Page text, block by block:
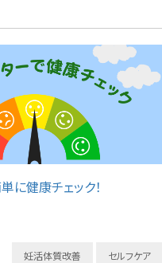
に健康チェック！
セルフケア
妊活体質改善